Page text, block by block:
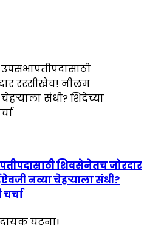
शिवसेनेतच जोरदार
नव्या चेहऱ्याला संधी?